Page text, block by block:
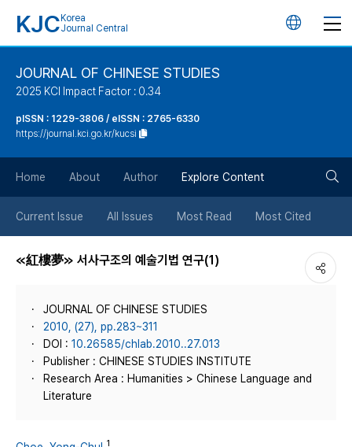
KJC Korea
Journal Central
언
튼
JOURNAL OF CHINESE STUDIES
2025 KCI Impact Factor : 0.34
pISSN : 1229-3806 / eISSN : 2765-6330
https://journal.kci.go.kr/kucsi
Home About Author Explore Content
Current Issue All Issues Most Read Most Cited
≪紅樓夢≫ 서사구조의 예술기법 연구(1)
JOURNAL OF CHINESE STUDIES
2010, (27), pp.283~311
DOI : 10.26585/chlab.2010..27.013
Publisher : CHINESE STUDIES INSTITUTE
Research Area : Humanities > Chinese Language and
Literature
1